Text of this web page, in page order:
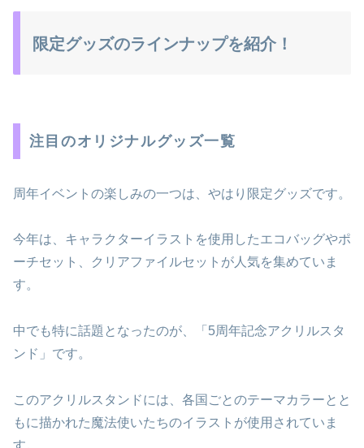
限定グッズのラインナップを紹介！
注目のオリジナルグッズ一覧
周年イベントの楽しみの一つは、やはり限定グッズです。
今年は、キャラクターイラストを使用したエコバッグやポ
ーチセット、クリアファイルセットが人気を集めていま
す。
中でも特に話題となったのが、「5周年記念アクリルスタ
ンド」です。
このアクリルスタンドには、各国ごとのテーマカラーとと
もに描かれた魔法使いたちのイラストが使用されていま
す。